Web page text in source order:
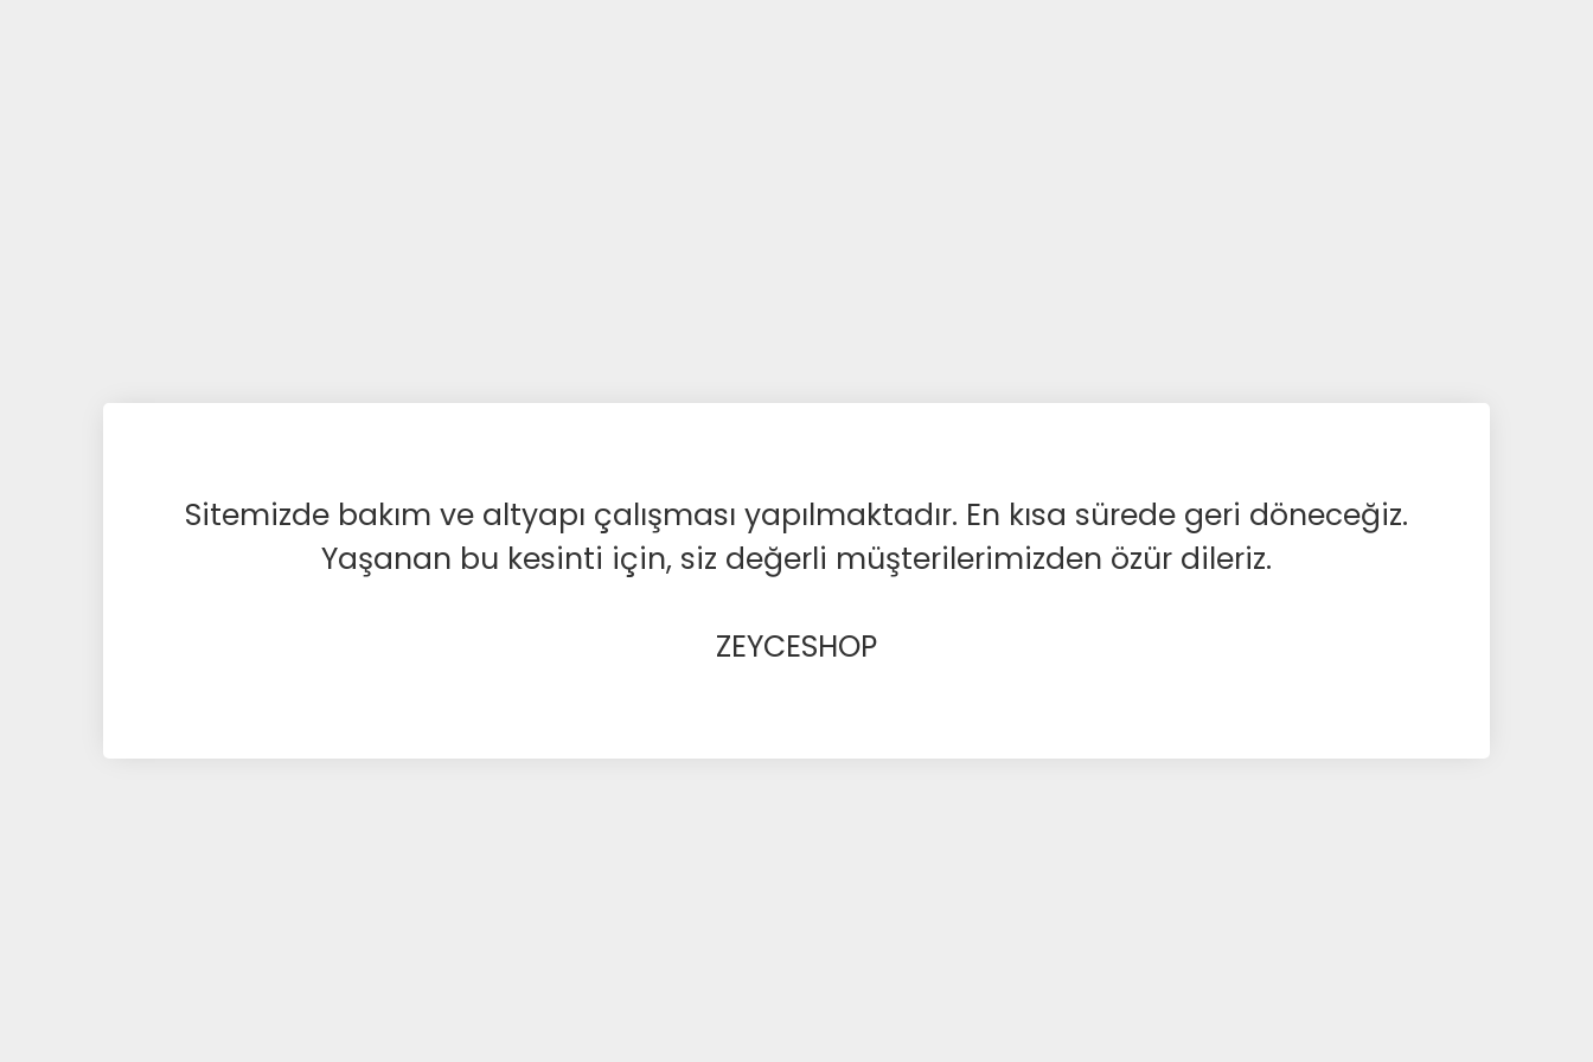
Sitemizde bakım ve altyapı çalışması yapılmaktadır. En kısa sürede geri döneceğiz.
Yaşanan bu kesinti için, siz değerli müşterilerimizden özür dileriz.
ZEYCESHOP